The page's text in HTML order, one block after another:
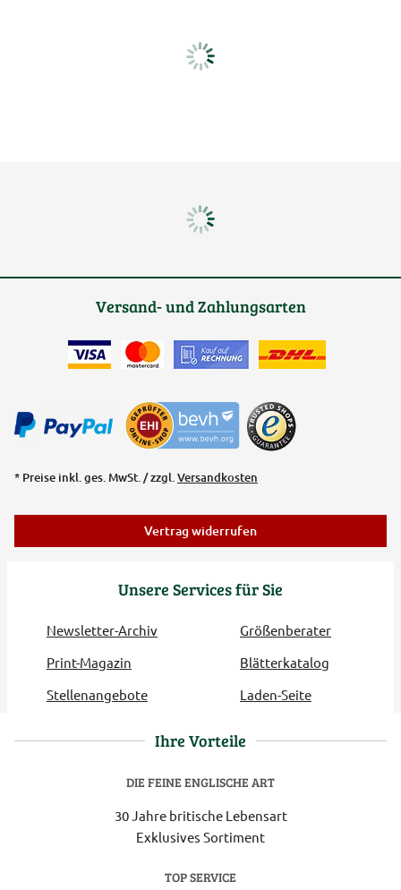
Unsere Services für Sie
Newsletter-Archiv
Größenberater
Print-Magazin
Blätterkatalog
Stellenangebote
Laden-Seite
Versand- und Zahlungsarten
* Preise inkl. ges. MwSt. / zzgl. Versandkosten
Vertrag widerrufen
Ihre Vorteile
DIE FEINE ENGLISCHE ART
30 Jahre britische Lebensart
Exklusives Sortiment
TOP SERVICE